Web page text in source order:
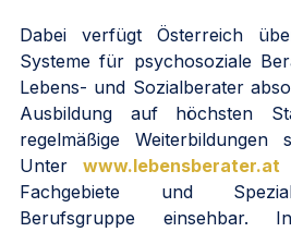
Dabei verfügt Österreich
Systeme für psychosoziale
Lebens- und Sozialberater
Ausbildung auf höchsten
regelmäßige Weiterbildungen
Unter www.lebensberater.at
Fachgebiete und
Berufsgruppe einsehbar.